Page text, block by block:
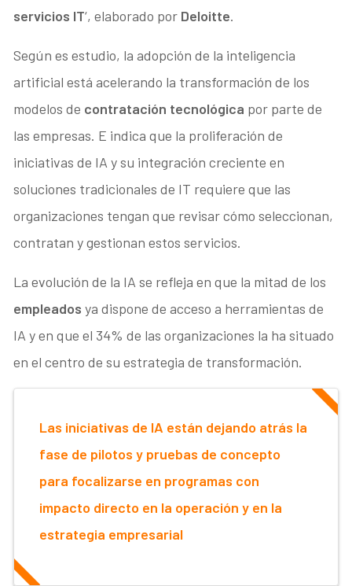
servicios IT‘, elaborado por Deloitte.
Según es estudio, la adopción de la inteligencia
artificial está acelerando la transformación de los
modelos de contratación tecnológica por parte de
las empresas. E indica que la proliferación de
iniciativas de IA y su integración creciente en
soluciones tradicionales de IT requiere que las
organizaciones tengan que revisar cómo seleccionan,
contratan y gestionan estos servicios.
La evolución de la IA se refleja en que la mitad de los
empleadosya dispone de acceso a herramientas de
IA y en que el 34% de las organizaciones la ha situado
en el centro de su estrategia de transformación.
Las iniciativas de IA están dejando atrás la
fase de pilotos y pruebas de concepto
para focalizarse en programas con
impacto directo en la operación y en la
estrategia empresarial